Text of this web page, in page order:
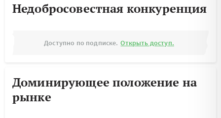
Недобросовестная конкуренция
Доступно по подписке. Открыть доступ.
Доминирующее положение на
рынке